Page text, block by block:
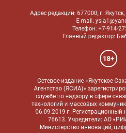
Адрес редакции: 677000, г.
E-mail:
Телефон: +7-914-
Главный редактор:
18+
Сетевое издание «Якутское-
Агентство (ЯСИА)»
службе по надзору в сфере
технологий и массовых
06.09.2019 г.
76613. Учредители: АО
Министерство инноваций,